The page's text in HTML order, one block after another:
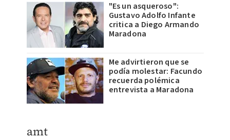
"Es un asqueroso":
Gustavo Adolfo Infante
critica a Diego Armando
Maradona
Me advirtieron que se
podía molestar: Facundo
recuerda polémica
entrevista a Maradona
amt